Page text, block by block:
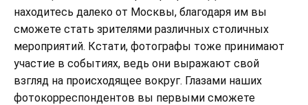
находитесь далеко от Москвы, благодаря им вы
сможете стать зрителями различных столичных
мероприятий. Кстати, фотографы тоже принимают
участие в событиях, ведь они выражают свой
взгляд на происходящее вокруг. Глазами наших
фотокорреспондентов вы первыми сможете